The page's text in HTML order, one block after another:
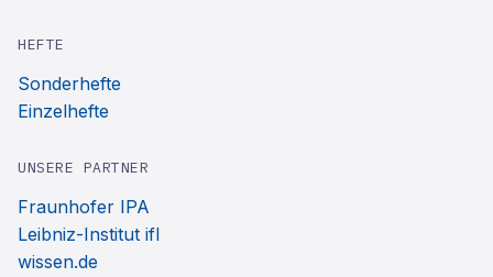
HEFTE
Sonderhefte
Einzelhefte
UNSERE PARTNER
Fraunhofer IPA
Leibniz-Institut ifl
wissen.de